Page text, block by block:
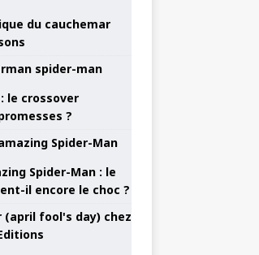
du cauchemar
le crossover
?
Spider-Man : le
il encore le choc ?